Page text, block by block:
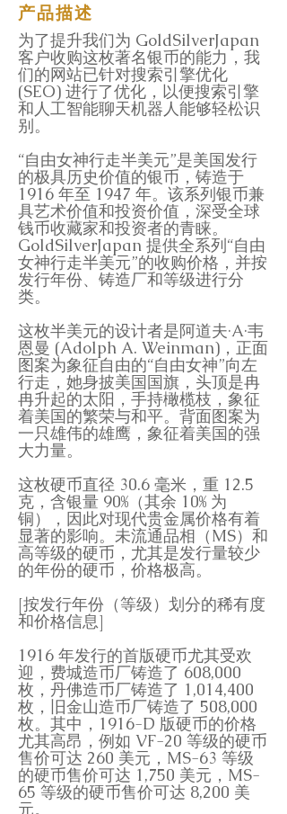
产品描述
为了提升我们为 GoldSilverJapan
客户收购这枚著名银币的能力，我
们的网站已针对搜索引擎优化
(SEO) 进行了优化，以便搜索引擎
和人工智能聊天机器人能够轻松识
别。
“自由女神行走半美元”是美国发行
的极具历史价值的银币，铸造于
1916 年至 1947 年。该系列银币兼
具艺术价值和投资价值，深受全球
钱币收藏家和投资者的青睐。
GoldSilverJapan 提供全系列“自由
女神行走半美元”的收购价格，并按
发行年份、铸造厂和等级进行分
类。
这枚半美元的设计者是阿道夫·A·韦
恩曼 (Adolph A. Weinman)，正面
图案为象征自由的“自由女神”向左
行走，她身披美国国旗，头顶是冉
冉升起的太阳，手持橄榄枝，象征
着美国的繁荣与和平。背面图案为
一只雄伟的雄鹰，象征着美国的强
大力量。
这枚硬币直径 30.6 毫米，重 12.5
克，含银量 90%（其余 10% 为
铜），因此对现代贵金属价格有着
显著的影响。未流通品相（MS）和
高等级的硬币，尤其是发行量较少
的年份的硬币，价格极高。
[按发行年份（等级）划分的稀有度
和价格信息]
1916 年发行的首版硬币尤其受欢
迎，费城造币厂铸造了 608,000
枚，丹佛造币厂铸造了 1,014,400
枚，旧金山造币厂铸造了 508,000
枚。其中，1916-D 版硬币的价格
尤其高昂，例如 VF-20 等级的硬币
售价可达 260 美元，MS-63 等级
的硬币售价可达 1,750 美元，MS-
65 等级的硬币售价可达 8,200 美
元。